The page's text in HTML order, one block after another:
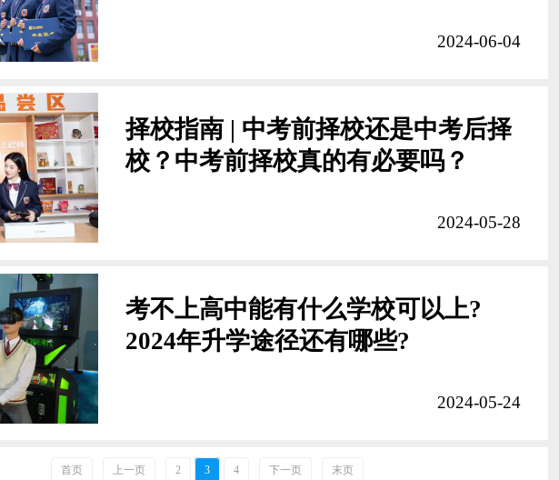
2024-06-04
择校指南 | 中考前择校还是中考后择
校？中考前择校真的有必要吗？
2024-05-28
考不上高中能有什么学校可以上?
2024年升学途径还有哪些?
2024-05-24
首页 上一页 2 3 4 下一页 末页